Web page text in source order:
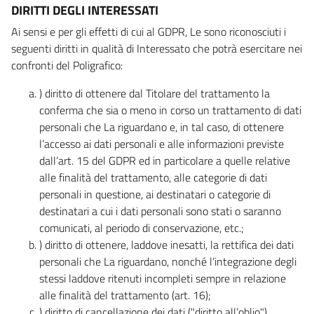
DIRITTI DEGLI INTERESSATI
Ai sensi e per gli effetti di cui al GDPR, Le sono riconosciuti i
seguenti diritti in qualità di Interessato che potrà esercitare nei
confronti del Poligrafico:
) diritto di ottenere dal Titolare del trattamento la
conferma che sia o meno in corso un trattamento di dati
personali che La riguardano e, in tal caso, di ottenere
l’accesso ai dati personali e alle informazioni previste
dall’art. 15 del GDPR ed in particolare a quelle relative
alle finalità del trattamento, alle categorie di dati
personali in questione, ai destinatari o categorie di
destinatari a cui i dati personali sono stati o saranno
comunicati, al periodo di conservazione, etc.;
) diritto di ottenere, laddove inesatti, la rettifica dei dati
personali che La riguardano, nonché l’integrazione degli
stessi laddove ritenuti incompleti sempre in relazione
alle finalità del trattamento (art. 16);